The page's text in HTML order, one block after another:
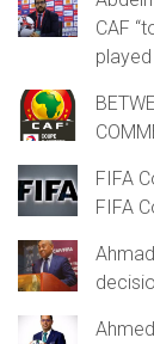
CAF
FIFA
FIFA